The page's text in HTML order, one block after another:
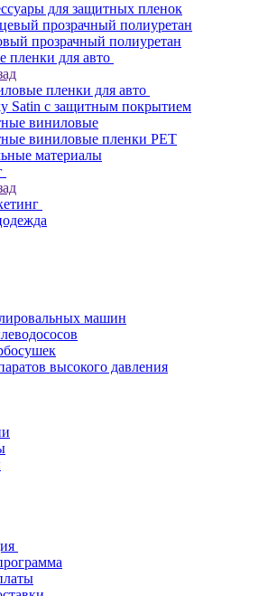
для защитных пленок
прозрачный полиуретан
прозрачный полиуретан
пленки для авто
пленки для авто
Satin с защитным покрытием
виниловые
виниловые пленки PET
материалы
машин
высокого давления